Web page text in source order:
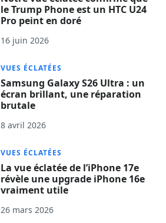
le Trump Phone est un HTC U24
Pro peint en doré
16 juin 2026
VUES ÉCLATÉES
Samsung Galaxy S26 Ultra : un
écran brillant, une réparation
brutale
8 avril 2026
VUES ÉCLATÉES
La vue éclatée de l’iPhone 17e
révèle une upgrade iPhone 16e
vraiment utile
26 mars 2026